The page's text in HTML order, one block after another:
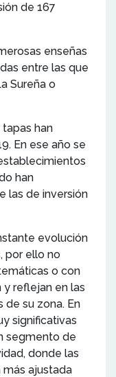
de 167
enseñas
entre las que
Sureña o
han
En ese año se
han
las de inversión
evolución
por ello no
o con
reflejan en las
de su zona. En
significativas
segmento de
donde las
ajustada